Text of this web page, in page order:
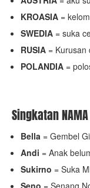
KROASIA =
SWEDIA = suka
RUSIA = Kurusan
POLANDIA =
Singkatan NAMA
Bella = Gembel
Andi = Anak
Sukirno = Suka